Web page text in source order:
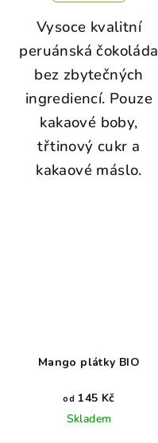
z
5
hvězdiček.
Vysoce kvalitní
peruánská čokoláda
bez zbytečných
ingrediencí. Pouze
kakaové boby,
třtinový cukr a
kakaové máslo.
Mango plátky BIO
od 145 Kč
Skladem